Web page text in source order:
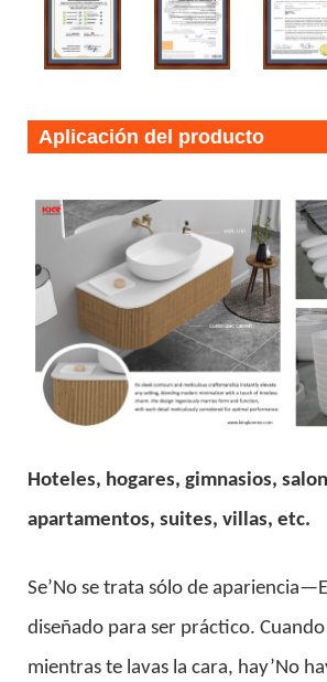
Aplicación del producto
Hoteles, hogares, gimnasios,
apartamentos, suites, villas, etc.
Se’No se trata sólo de
diseñado para ser práctico. Cuando
mientras te lavas la cara, hay’No